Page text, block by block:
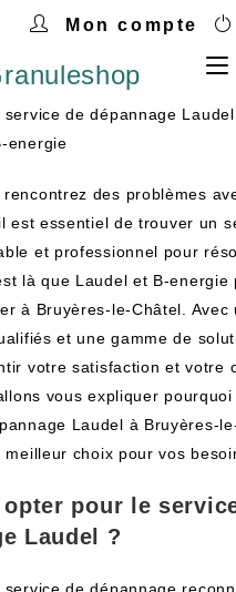
Mon compte
de dépannage
energie
rencontrez des problèmes
est essentiel de trouver un
et professionnel pour
là que Laudel et B-
à Bruyères-le-Châtel. Avec
et une gamme de
votre satisfaction et votre
vous expliquer
Laudel à Bruyères-
choix pour vos
pour le
Laudel ?